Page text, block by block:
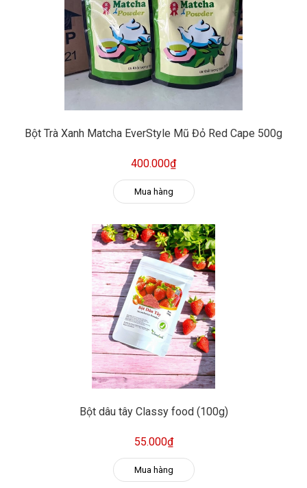
Bột Trà Xanh Matcha EverStyle Mũ Đỏ Red Cape 500g
400.000₫
Mua hàng
Bột dâu tây Classy food (100g)
55.000₫
Mua hàng